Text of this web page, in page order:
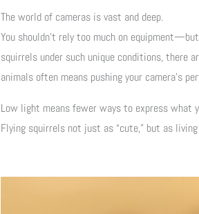
The world of cameras is vast and deep.
You shouldn’t rely too much on
squirrels under such unique conditions, there
animals often means pushing your camera’s
Low light means fewer ways to express what
Flying squirrels not just as “cute,” but as